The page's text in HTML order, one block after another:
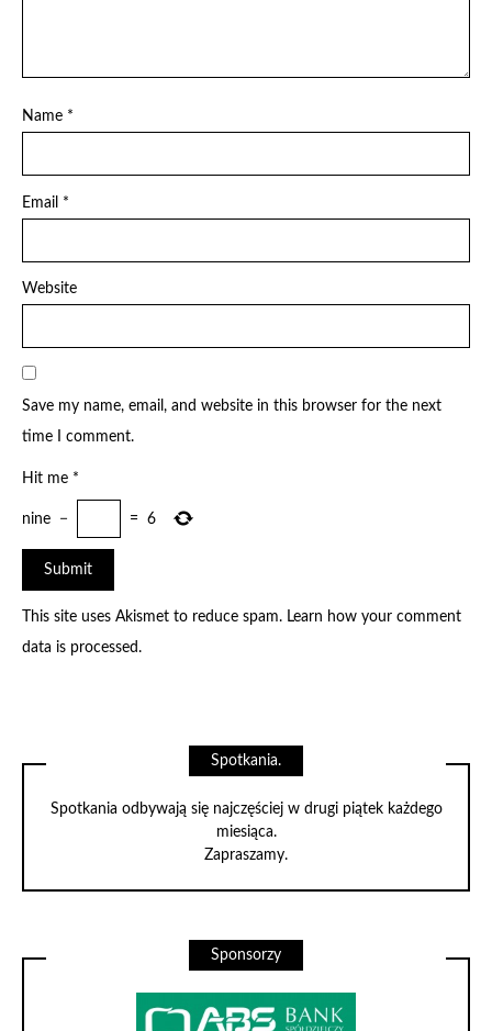
Name *
Email *
Website
Save my name, email, and website in this browser for the next
time I comment.
Hit me*
nine − = 6
This site uses Akismet to reduce spam. Learn how your comment
data is processed.
Spotkania.
Spotkania odbywają się najczęściej w drugi piątek każdego
miesiąca.
Zapraszamy.
Sponsorzy